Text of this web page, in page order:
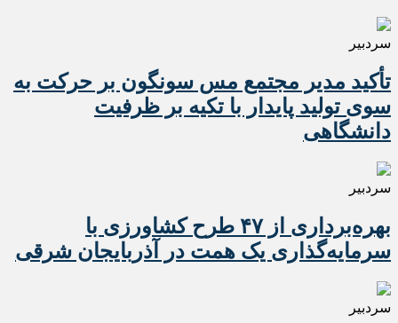
سردبیر
تأکید مدیر مجتمع مس سونگون بر حرکت به
سوی تولید پایدار با تکیه بر ظرفیت
دانشگاهی
سردبیر
بهره‌برداری از ۴۷ طرح کشاورزی با
سرمایه‌گذاری یک همت در آذربایجان شرقی
سردبیر